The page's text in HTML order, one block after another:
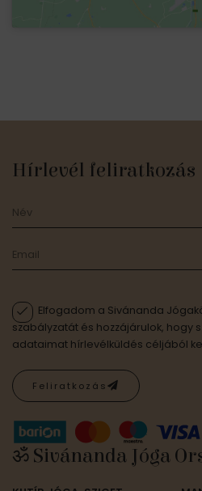
Hírlevél feliratkozás
Elfogadom a Sivánanda
szabályzatát és hozzájárulok, hogy
adataimat hírlevélküldés céljából
Feliratkozás
ॐ Sivánanda Jóga